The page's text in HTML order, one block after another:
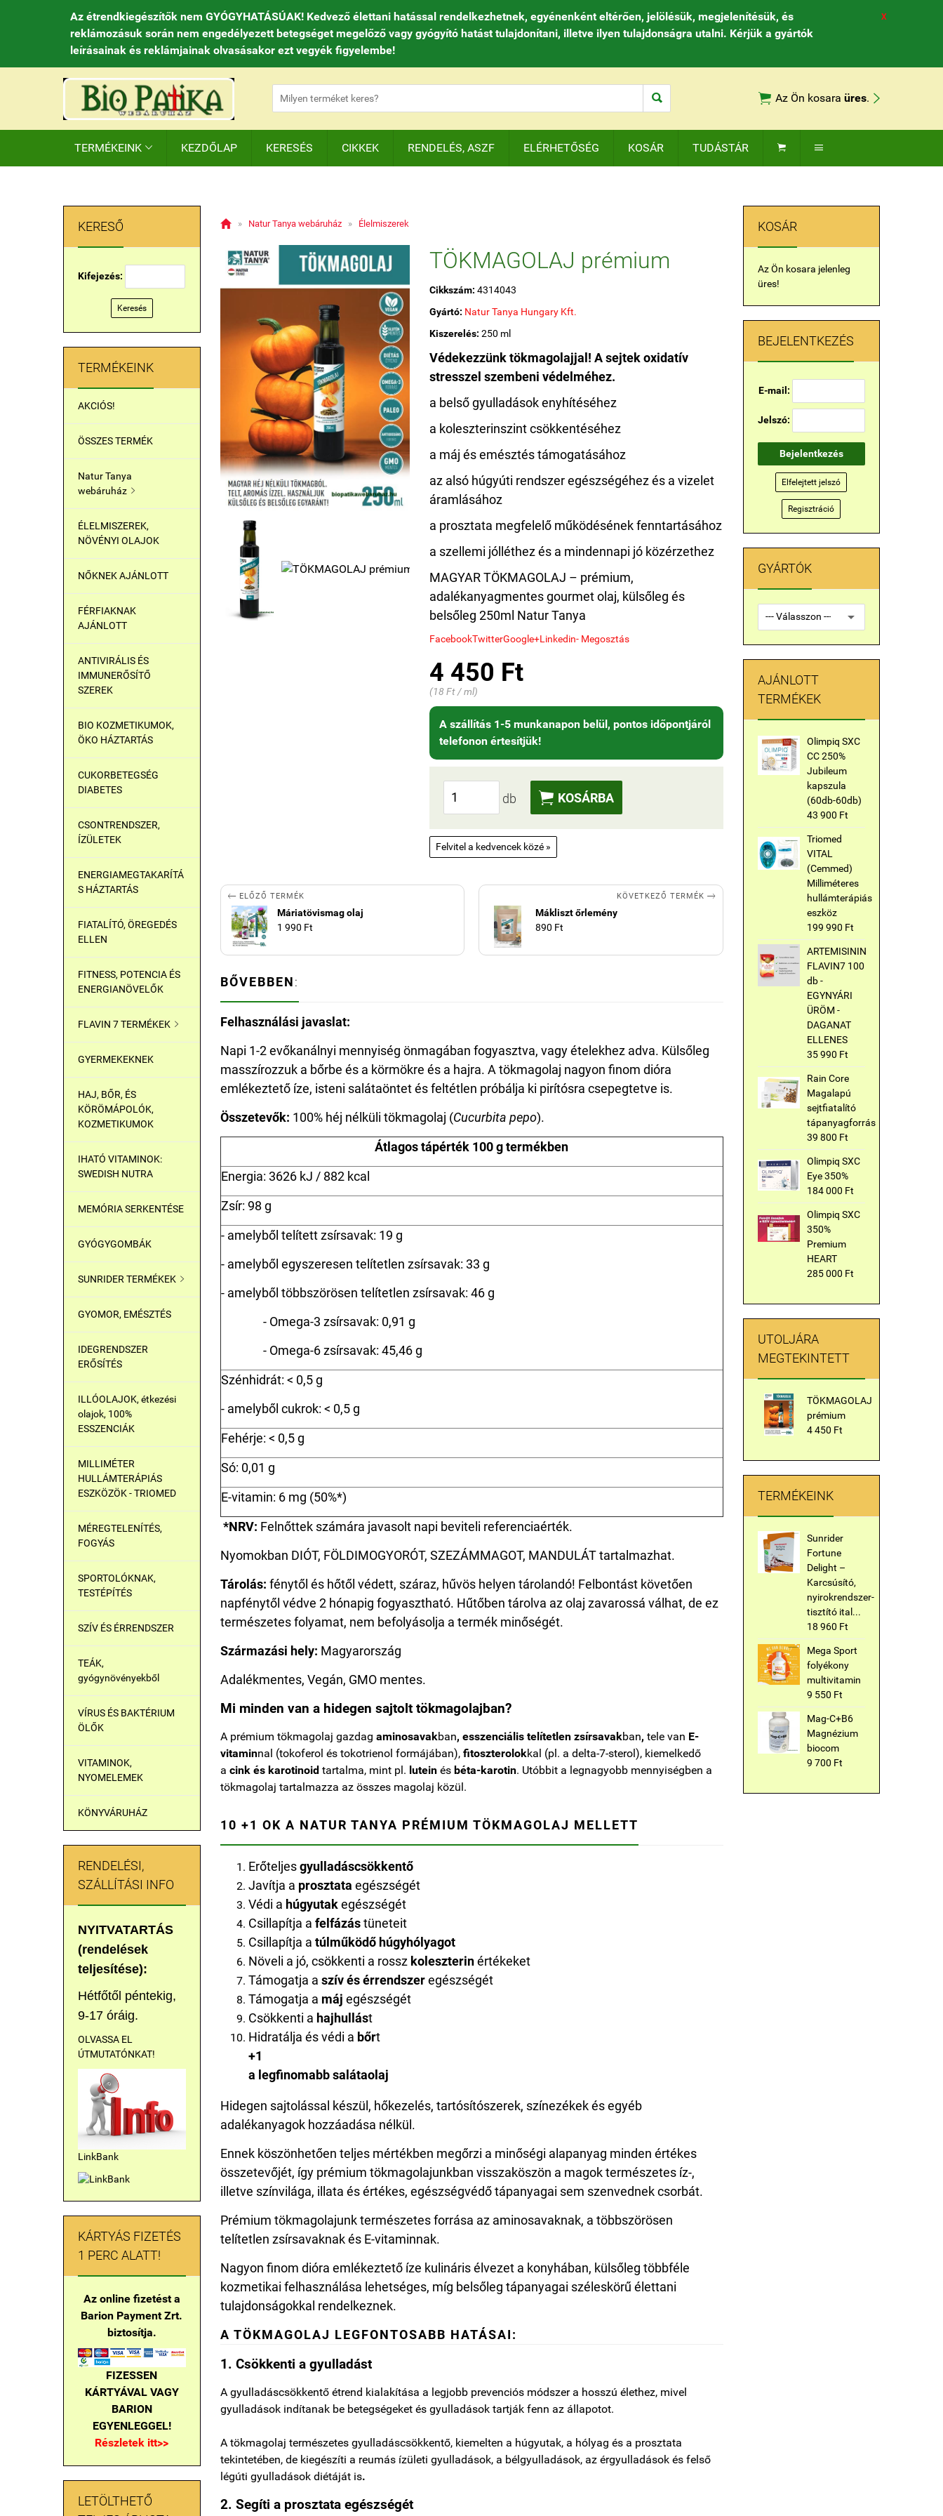
Az étrendkiegészítők nem GYÓGYHATÁSÚAK! Kedvező élettani hatással rendelkezhetnek, egyénenként eltérően, jelölésük, megjelenítésük, és
reklámozásuk során nem engedélyezett betegséget megelőző vagy gyógyító hatást tulajdonítani, illetve ilyen tulajdonságra utalni. Kérjük a gyártók
leírásainak és reklámjainak olvasásakor ezt vegyék figyelembe!
X
  Az Ön kosara üres. 
TERMÉKEINK  KEZDŐLAP KERESÉS CIKKEK RENDELÉS, ASZF ELÉRHETŐSÉG KOSÁR TUDÁSTÁR  
KERESŐ
Kifejezés:
Keresés
TERMÉKEINK
AKCIÓS!
ÖSSZES TERMÉK
Natur Tanya
webáruház 
ÉLELMISZEREK,
NÖVÉNYI OLAJOK
NŐKNEK AJÁNLOTT
FÉRFIAKNAK
AJÁNLOTT
ANTIVIRÁLIS ÉS
IMMUNERŐSÍTŐ
SZEREK
BIO KOZMETIKUMOK,
ÖKO HÁZTARTÁS
CUKORBETEGSÉG
DIABETES
CSONTRENDSZER,
ÍZÜLETEK
ENERGIAMEGTAKARÍTÁ
S HÁZTARTÁS
FIATALÍTÓ, ÖREGEDÉS
ELLEN
FITNESS, POTENCIA ÉS
ENERGIANÖVELŐK
FLAVIN 7 TERMÉKEK 
GYERMEKEKNEK
HAJ, BŐR, ÉS
KÖRÖMÁPOLÓK,
KOZMETIKUMOK
IHATÓ VITAMINOK:
SWEDISH NUTRA
MEMÓRIA SERKENTÉSE
GYÓGYGOMBÁK
SUNRIDER TERMÉKEK 
GYOMOR, EMÉSZTÉS
IDEGRENDSZER
ERŐSÍTÉS
ILLÓOLAJOK, étkezési
olajok, 100%
ESSZENCIÁK
MILLIMÉTER
HULLÁMTERÁPIÁS
ESZKÖZÖK - TRIOMED
MÉREGTELENÍTÉS,
FOGYÁS
SPORTOLÓKNAK,
TESTÉPÍTÉS
SZÍV ÉS ÉRRENDSZER
TEÁK,
gyógynövényekből
VÍRUS ÉS BAKTÉRIUM
ÖLŐK
VITAMINOK,
NYOMELEMEK
KÖNYVÁRUHÁZ
RENDELÉSI,
SZÁLLÍTÁSI INFO
NYITVATARTÁS
(rendelések
teljesítése):
Hétfőtől péntekig,
9-17 óráig.
OLVASSA EL
ÚTMUTATÓNKAT!
LinkBank
KÁRTYÁS FIZETÉS
1 PERC ALATT!
Az online fizetést a
Barion Payment Zrt.
biztosítja.
FIZESSEN
KÁRTYÁVAL VAGY
BARION
EGYENLEGGEL!
Részletek itt>>
LETÖLTHETŐ
 » Natur Tanya webáruház » Élelmiszerek
TÖKMAGOLAJ prémium
Cikkszám: 4314043
Gyártó: Natur Tanya Hungary Kft.
Kiszerelés: 250 ml
Védekezzünk tökmagolajjal! Asejtek oxidatív
stresszel szembeni védelméhez.
a belső gyulladások enyhítéséhez
a koleszterinszint csökkentéséhez
a máj és emésztés támogatásához
az alsó húgyúti rendszer egészségéhez és a vizelet
áramlásához
a prosztata megfelelő működésének fenntartásához
a szellemi jólléthez és a mindennapi jó közérzethez
MAGYAR TÖKMAGOLAJ – prémium,
adalékanyagmentes gourmet olaj, külsőleg és
belsőleg 250ml Natur Tanya
FacebookTwitterGoogle+Linkedin- Megosztás
4 450 Ft
(18 Ft / ml)
A szállítás 1-5 munkanapon belül, pontos időpontjáról
telefonon értesítjük!
db  KOSÁRBA
Felvitel a kedvencek közé »
 ELŐZŐ TERMÉK
Máriatövismag olaj
1 990 Ft
KÖVETKEZŐ TERMÉK 
Mákliszt őrlemény
890 Ft
BŐVEBBEN:
Felhasználási javaslat:
Napi 1-2 evőkanálnyi mennyiség önmagában fogyasztva, vagy ételekhez adva. Külsőleg
masszírozzuk a bőrbe és a körmökre és a hajra. A tökmagolaj nagyon finom dióra
emlékeztető íze, isteni salátaöntet és feltétlen próbálja ki pirítósra csepegtetve is.
Összetevők: 100% héj nélküli tökmagolaj (Cucurbita pepo).
Átlagos tápérték 100 g termékben
Energia: 3626 kJ / 882 kcal
Zsír: 98 g
- amelyből telített zsírsavak: 19 g
- amelyből egyszeresen telítetlen zsírsavak: 33 g
- amelyből többszörösen telítetlen zsírsavak: 46 g
- Omega-3 zsírsavak: 0,91 g
- Omega-6 zsírsavak: 45,46 g
Szénhidrát: < 0,5 g
- amelyből cukrok: < 0,5 g
Fehérje: < 0,5 g
Só: 0,01 g
E-vitamin: 6 mg (50%*)
*NRV: Felnőttek számára javasolt napi beviteli referenciaérték.
Nyomokban DIÓT, FÖLDIMOGYORÓT, SZEZÁMMAGOT, MANDULÁT tartalmazhat.
Tárolás: fénytől és hőtől védett, száraz, hűvös helyen tárolandó! Felbontást követően
napfénytől védve 2 hónapig fogyasztható. Hűtőben tárolva az olaj zavarossá válhat, de ez
természetes folyamat, nem befolyásolja a termék minőségét.
Származási hely: Magyarország
Adalékmentes, Vegán, GMO mentes.
Mi minden van a hidegen sajtolt tökmagolajban?
A prémium tökmagolaj gazdag aminosavakban, esszenciális telítetlen zsírsavakban, tele van E-
vitaminnal (tokoferol és tokotrienol formájában), fitoszterolokkal (pl. a delta-7-sterol), kiemelkedő
a cink és karotinoid tartalma, mint pl. luteinés béta-karotin. Utóbbit a legnagyobb mennyiségben a
tökmagolaj tartalmazza az összes magolaj közül.
10 +1 OK A NATUR TANYA PRÉMIUM TÖKMAGOLAJ MELLETT
Erőteljesgyulladáscsökkentő
Javítja a prosztata egészségét
Védi a húgyutakegészségét
Csillapítja a felfázástüneteit
Csillapítja a túlműködő húgyhólyagot
Növeli a jó, csökkenti a rosszkoleszterinértékeket
Támogatja a szív és érrendszeregészségét
Támogatja a máj egészségét
Csökkenti a hajhullást
Hidratálja és védi a bőrt
+1
a legfinomabb salátaolaj
Hidegen sajtolással készül, hőkezelés, tartósítószerek, színezékek és egyéb
adalékanyagok hozzáadása nélkül.
Ennek köszönhetően teljes mértékben megőrzi a minőségi alapanyag minden értékes
összetevőjét, így prémium tökmagolajunkban visszaköszön a magok természetes íz-,
illetve színvilága, illata és értékes, egészségvédő tápanyagai sem szenvednek csorbát.
Prémium tökmagolajunk természetes forrása az aminosavaknak, a többszörösen
telítetlen zsírsavaknak és E-vitaminnak.
Nagyon finom dióra emlékeztető íze kulináris élvezet a konyhában, külsőleg többféle
kozmetikai felhasználása lehetséges, míg belsőleg tápanyagai széleskörű élettani
tulajdonságokkal rendelkeznek.
A TÖKMAGOLAJ LEGFONTOSABB HATÁSAI:
1. Csökkenti a gyulladást
A gyulladáscsökkentő étrend kialakítása a legjobb prevenciós módszer a hosszú élethez, mivel
gyulladások indítanak be betegségeket és gyulladások tartják fenn az állapotot.
A tökmagolaj természetes gyulladáscsökkentő, kiemelten a húgyutak, a hólyag és a prosztata
tekintetében, de kiegészíti a reumás ízületi gyulladások, a bélgyulladások, az érgyulladások és felső
légúti gyulladások diétáját is.
2. Segíti aprosztata egészségét
KOSÁR
Az Ön kosara jelenleg
üres!
BEJELENTKEZÉS
E-mail:
Jelszó:
Bejelentkezés
Elfelejtett jelszó
Regisztráció
GYÁRTÓK
AJÁNLOTT
TERMÉKEK
Olimpiq SXC
CC 250%
Jubileum
kapszula
(60db-60db)
43 900 Ft
Triomed
VITAL
(Cemmed)
Milliméteres
hullámterápiás
eszköz
199 990 Ft
ARTEMISININ
FLAVIN7 100
db -
EGYNYÁRI
ÜRÖM -
DAGANAT
ELLENES
35 990 Ft
Rain Core
Magalapú
sejtfiatalító
tápanyagforrás
39 800 Ft
Olimpiq SXC
Eye 350%
184 000 Ft
Olimpiq SXC
350%
Premium
HEART
285 000 Ft
UTOLJÁRA
MEGTEKINTETT
TÖKMAGOLAJ
prémium
4 450 Ft
TERMÉKEINK
Sunrider
Fortune
Delight –
Karcsúsító,
nyirokrendszer-
tisztító ital...
18 960 Ft
Mega Sport
folyékony
multivitamin
9 550 Ft
Mag-C+B6
Magnézium
biocom
9 700 Ft